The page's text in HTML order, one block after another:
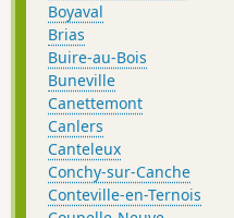
Boyaval
Brias
Buire-au-Bois
Buneville
Canettemont
Canlers
Canteleux
Conchy-sur-Canche
Conteville-en-Ternois